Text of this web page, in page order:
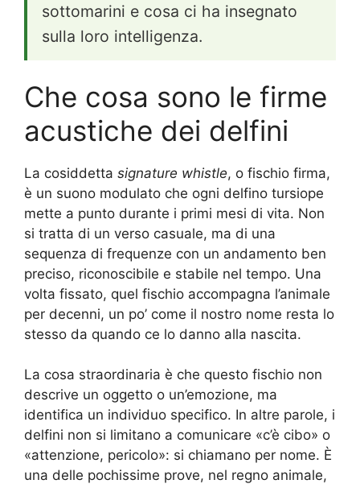
sottomarini e cosa ci ha insegnato
sulla loro intelligenza.
Che cosa sono le firme
acustiche dei delfini
La cosiddetta signature whistle, o fischio firma,
è un suono modulato che ogni delfino tursiope
mette a punto durante i primi mesi di vita. Non
si tratta di un verso casuale, ma di una
sequenza di frequenze con un andamento ben
preciso, riconoscibile e stabile nel tempo. Una
volta fissato, quel fischio accompagna l’animale
per decenni, un po’ come il nostro nome resta lo
stesso da quando ce lo danno alla nascita.
La cosa straordinaria è che questo fischio non
descrive un oggetto o un’emozione, ma
identifica un individuo specifico. In altre parole, i
delfini non si limitano a comunicare «c’è cibo» o
«attenzione, pericolo»: si chiamano per nome. È
una delle pochissime prove, nel regno animale,